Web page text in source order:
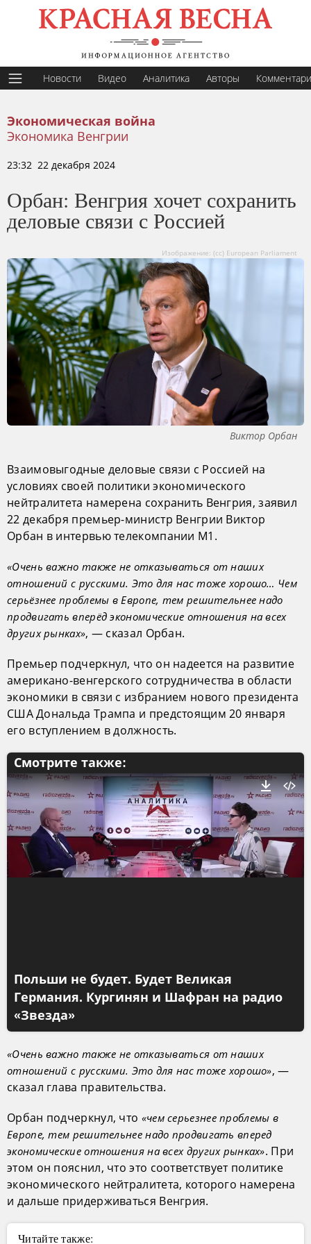
Новости Видео Аналитика Авторы
Экономическая война
Экономика Венгрии
23:32 22 декабря 2024
Орбан: Венгрия хочет сохранить
деловые связи с Россией
Изображение: (сс) European Parliament
Виктор Орбан
Взаимовыгодные деловые связи с Россией на
условиях своей политики экономического
нейтралитета намерена сохранить Венгрия, заявил
22 декабря премьер-министр Венгрии Виктор
Орбан в интервью телекомпании М1.
«Очень важно также не отказываться от наших
отношений с русскими. Это для нас тоже хорошо… Чем
серьёзнее проблемы в Европе, тем решительнее надо
продвигать вперёд экономические отношения на всех
других рынках», — сказал Орбан.
Премьер подчеркнул, что он надеется на развитие
американо-венгерского сотрудничества в области
экономики в связи с избранием нового президента
США Дональда Трампа и предстоящим 20 января
его вступлением в должность.
Смотрите также:
Польши не будет. Будет Великая
Германия. Кургинян и Шафран на радио
«Звезда»
«Очень важно также не отказываться от наших
отношений с русскими. Это для нас тоже хорошо», —
сказал глава правительства.
Орбан подчеркнул, что «чем серьезнее проблемы в
Европе, тем решительнее надо продвигать вперед
экономические отношения на всех других рынках». При
этом он пояснил, что это соответствует политике
экономического нейтралитета, которого намерена
и дальше придерживаться Венгрия.
Читайте также: